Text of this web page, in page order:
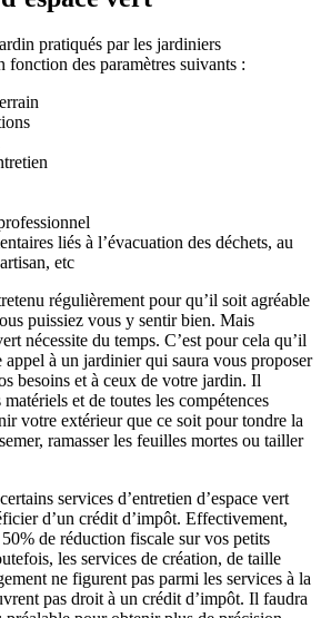
pratiqués par les jardiniers
fonction des paramètres suivants :
liés à l’évacuation des déchets, au
etc
régulièrement pour qu’il soit agréable
puissiez vous y sentir bien. Mais
nécessite du temps. C’est pour cela qu’il
appel à un jardinier qui saura vous proposer
besoins et à ceux de votre jardin. Il
et de toutes les compétences
votre extérieur que ce soit pour tondre la
ramasser les feuilles mortes ou tailler
services d’entretien d’espace vert
d’un crédit d’impôt. Effectivement,
de réduction fiscale sur vos petits
les services de création, de taille
ne figurent pas parmi les services à la
pas droit à un crédit d’impôt. Il faudra